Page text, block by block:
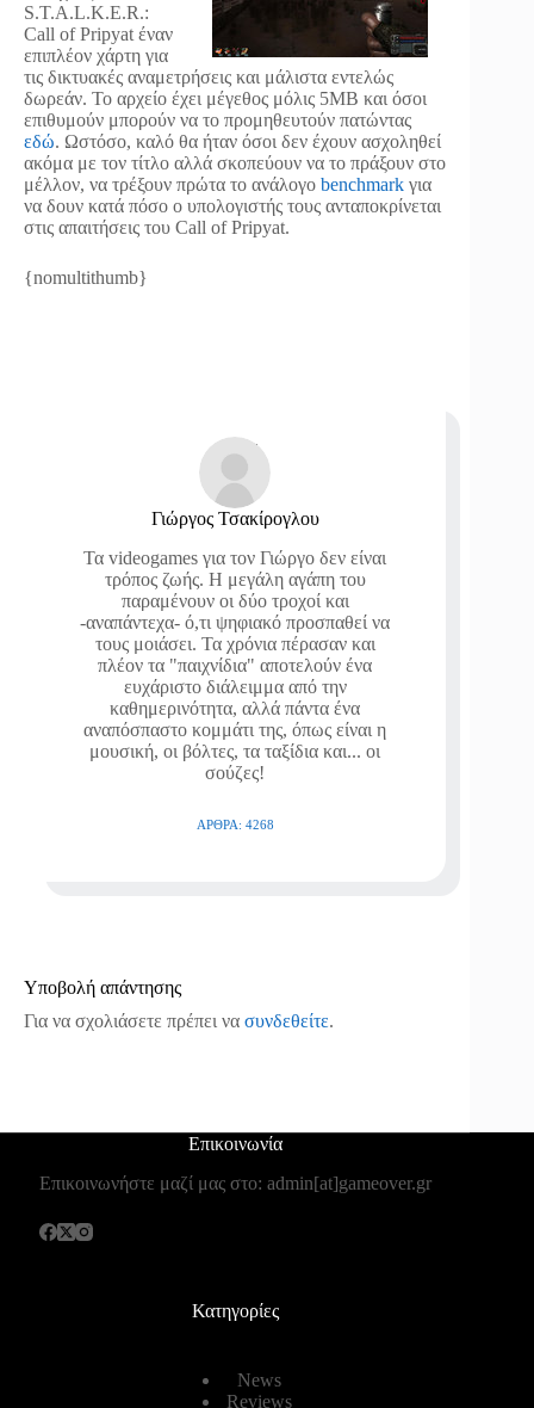
S.T.A.L.K.E.R.:
Call of Pripyat έναν
επιπλέον χάρτη για
τις δικτυακές αναμετρήσεις και μάλιστα εντελώς
δωρεάν. Το αρχείο έχει μέγεθος μόλις 5MΒ και όσοι
επιθυμούν μπορούν να το προμηθευτούν πατώντας
εδώ. Ωστόσο, καλό θα ήταν όσοι δεν έχουν ασχοληθεί
ακόμα με τον τίτλο αλλά σκοπεύουν να το πράξουν στο
μέλλον, να τρέξουν πρώτα το ανάλογο benchmark για
να δουν κατά πόσο ο υπολογιστής τους ανταποκρίνεται
στις απαιτήσεις του Call of Pripyat.
{nomultithumb}
Γιώργος Τσακίρογλου
Τα videogames για τον Γιώργο δεν είναι
τρόπος ζωής. Η μεγάλη αγάπη του
παραμένουν οι δύο τροχοί και
-αναπάντεχα- ό,τι ψηφιακό προσπαθεί να
τους μοιάσει. Τα χρόνια πέρασαν και
πλέον τα "παιχνίδια" αποτελούν ένα
ευχάριστο διάλειμμα από την
καθημερινότητα, αλλά πάντα ένα
αναπόσπαστο κομμάτι της, όπως είναι η
μουσική, οι βόλτες, τα ταξίδια και... οι
σούζες!
ΆΡΘΡΑ: 4268
Υποβολή απάντησης
Για να σχολιάσετε πρέπει να συνδεθείτε.
Επικοινωνία
Επικοινωνήστε μαζί μας στο: admin[at]gameover.gr
Κατηγορίες
News
Reviews